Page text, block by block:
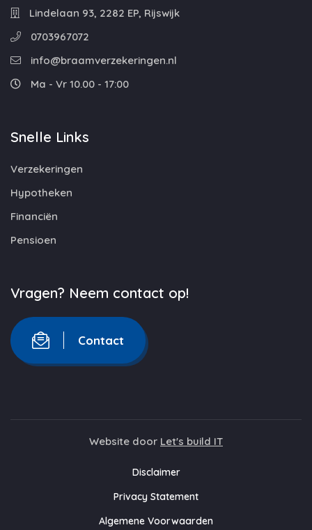
Lindelaan 93, 2282 EP, Rijswijk
0703967072
info@braamverzekeringen.nl
Ma - Vr 10.00 - 17:00
Snelle Links
Verzekeringen
Hypotheken
Financiën
Pensioen
Vragen? Neem contact op!
Contact
Website door Let's build IT
Disclaimer
Privacy Statement
Algemene Voorwaarden